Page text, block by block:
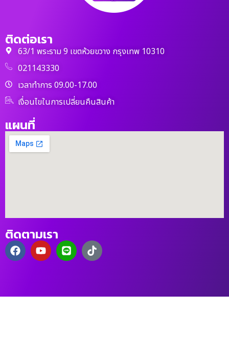
ติดต่อเรา
63/1 พระราม 9 เขตห้วยขวาง กรุงเทพ 10310
021143330
เวลาทำการ 09.00-17.00
เงื่อนไขในการเปลี่ยนคืนสินค้า
แผนที่
ติดตามเรา